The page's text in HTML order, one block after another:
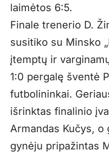
laimėtos 6:5.
Finale trenerio D.
susitiko su Minsko
įtemptų ir
1:0 pergalę šventė
futbolininkai.
išrinktas finalinio
Armandas Kučys,
gynėju pripažintas